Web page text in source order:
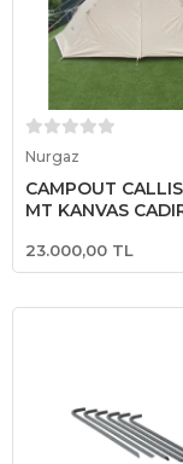
Nurgaz
CAMPOUT
MT KANVAS
23.000,00 TL